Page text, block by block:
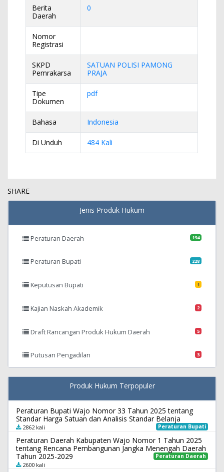
Berita
Daerah
0
Nomor
Registrasi
SKPD
Pemrakarsa
SATUAN POLISI PAMONG
PRAJA
Tipe
Dokumen
pdf
Bahasa Indonesia
Di Unduh 484 Kali
SHARE
Jenis Produk Hukum
Peraturan Daerah 194
Peraturan Bupati 228
Keputusan Bupati 1
Kajian Naskah Akademik 2
Draft Rancangan Produk Hukum Daerah 5
Putusan Pengadilan 3
Produk Hukum Terpopuler
Peraturan Bupati Wajo Nomor 33 Tahun 2025 tentang
Standar Harga Satuan dan Analisis Standar Belanja
Peraturan Bupati
2862 kali
Peraturan Daerah Kabupaten Wajo Nomor 1 Tahun 2025
tentang Rencana Pembangunan Jangka Menengah Daerah
Tahun 2025-2029
Peraturan Daerah
2600 kali